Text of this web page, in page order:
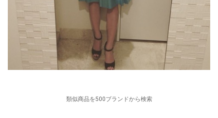
類似商品を500ブランドから検索